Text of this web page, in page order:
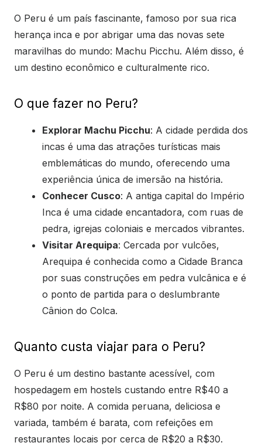
O Peru é um país fascinante, famoso por sua rica
herança inca e por abrigar uma das novas sete
maravilhas do mundo: Machu Picchu. Além disso, é
um destino econômico e culturalmente rico.
O que fazer no Peru?
Explorar Machu Picchu: A cidade perdida dos
incas é uma das atrações turísticas mais
emblemáticas do mundo, oferecendo uma
experiência única de imersão na história.
Conhecer Cusco: A antiga capital do Império
Inca é uma cidade encantadora, com ruas de
pedra, igrejas coloniais e mercados vibrantes.
Visitar Arequipa: Cercada por vulcões,
Arequipa é conhecida como a Cidade Branca
por suas construções em pedra vulcânica e é
o ponto de partida para o deslumbrante
Cânion do Colca.
Quanto custa viajar para o Peru?
O Peru é um destino bastante acessível, com
hospedagem em hostels custando entre R$40 a
R$80 por noite. A comida peruana, deliciosa e
variada, também é barata, com refeições em
restaurantes locais por cerca de R$20 a R$30.